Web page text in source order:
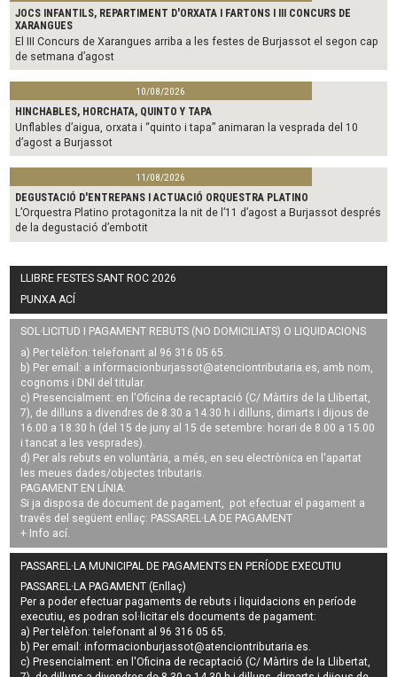
JOCS INFANTILS, REPARTIMENT D'ORXATA I FARTONS I III CONCURS DE
XARANGUES
El III Concurs de Xarangues arriba a les festes de Burjassot el segon cap
de setmana d’agost
10/08/2026
HINCHABLES, HORCHATA, QUINTO Y TAPA
Unflables d’aigua, orxata i “quinto i tapa” animaran la vesprada del 10
d’agost a Burjassot
11/08/2026
DEGUSTACIÓ D'ENTREPANS I ACTUACIÓ ORQUESTRA PLATINO
L’Orquestra Platino protagonitza la nit de l’11 d’agost a Burjassot després
de la degustació d’embotit
LLIBRE FESTES SANT ROC 2026
PUNXA ACÍ
SOL·LICITUD I PAGAMENT REBUTS (NO DOMICILIATS) O LIQUIDACIONS
a) Per telèfon: telefonant al 96 316 05 65.
b) Per email: a informacionburjassot@atenciontributaria.es, amb nom,
cognoms i DNI del titular.
c) Presencialment: en l'Oficina de recaptació (C/ Màrtirs de la Llibertat,
7), de dilluns a divendres de 8.30 a 14.30 h i dilluns, dimarts i dijous de
16.00 a 18.30 h (del 15 de juny al 15 de setembre: horari de 8.00 a 15.00
i tancat a les vesprades).
d) Per als rebuts en voluntària, a més, en seu electrònica en l'apartat
les meues dades/objectes tributaris.
PAGAMENT EN LÍNIA:
Si ja disposa de document de pagament, pot efectuar el pagament a
través del següent enllaç: PASSAREL·LA DE PAGAMENT
+ Info ací.
PASSAREL·LA MUNICIPAL DE PAGAMENTS EN PERÍODE EXECUTIU
PASSAREL·LA PAGAMENT (Enllaç)
Per a poder efectuar pagaments derebuts i liquidacions en període
executiu, es podran sol·licitar els documents de pagament:
a) Per telèfon: telefonant al 96 316 05 65.
b) Per email:informacionburjassot@atenciontributaria.es.
c) Presencialment: en l'Oficina de recaptació (C/ Màrtirs de la Llibertat,